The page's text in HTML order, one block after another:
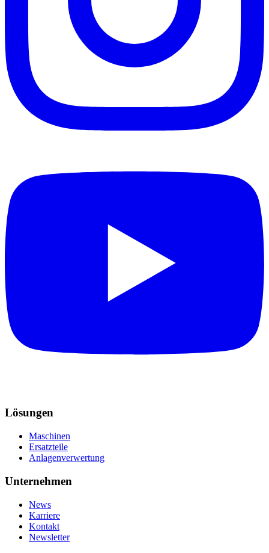
Lösungen
Maschinen
Ersatzteile
Anlagenverwertung
Unternehmen
News
Karriere
Kontakt
Newsletter